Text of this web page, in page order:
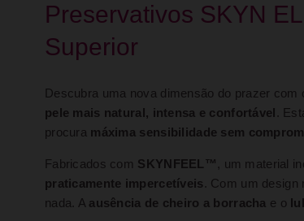
Preservativos SKYN
Superior
Descubra uma nova dimensão do prazer com
pele mais natural, intensa e confortável
.
procura máxima sensibilidade sem
Fabricados com SKYNFEEL™ , um material
praticamente impercetíveis . Com um
nada. A ausência de cheiro a borracha e o